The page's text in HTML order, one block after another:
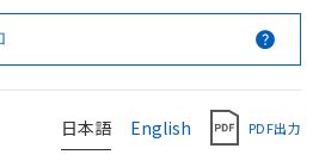
日本語 English PDF出力